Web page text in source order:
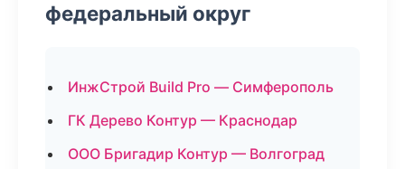
федеральный округ
ИнжСтрой Build Pro — Симферополь
ГК Дерево Контур — Краснодар
ООО Бригадир Контур — Волгоград